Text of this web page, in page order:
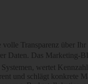
Trans­parenz über Ihr
Daten. Das Marketing-
Systemen, wertet
und schlägt konkrete